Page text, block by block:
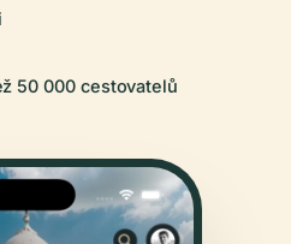
50 000 cestovatelů